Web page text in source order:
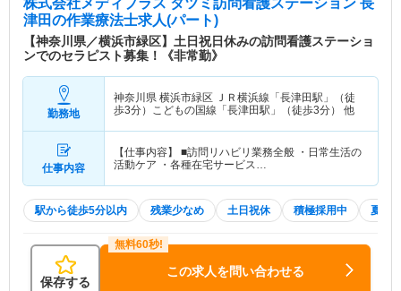
株式会社メディプラス タツミ訪問看護ステーション 長
津田の作業療法士求人(パート)
【神奈川県／横浜市緑区】土日祝日休みの訪問看護ステーショ
ンでのセラピスト募集！《非常勤》
勤務地
神奈川県 横浜市緑区 ＪＲ横浜線「長津田駅」（徒
歩3分）こどもの国線「長津田駅」（徒歩3分） 他
仕事内容
【仕事内容】 ■訪問リハビリ業務全般 ・日常生活の
活動ケア ・各種在宅サービス…
駅から徒歩5分以内 残業少なめ 土日祝休 積極採用中 夏～
保存する
この求人を問い合わせる